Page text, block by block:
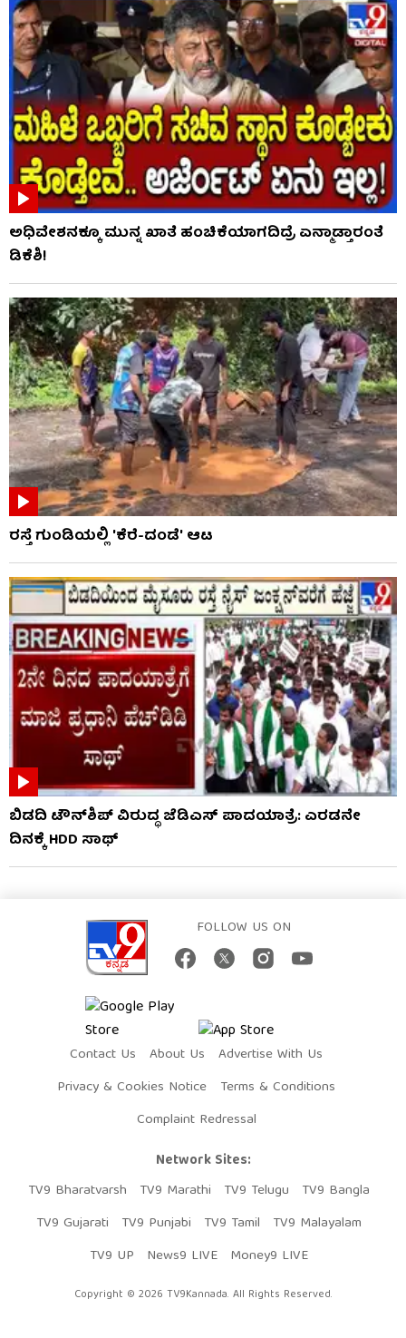
ಅಧಿವೇಶನಕ್ಕೂ ಮುನ್ನ ಖಾತೆ ಹಂಚಿಕೆಯಾಗದಿದ್ರೆ ಏನ್ಮಾಡ್ತಾರಂತೆ
ಡಿಕೆಶಿ!
ರಸ್ತೆ ಗುಂಡಿಯಲ್ಲಿ 'ಕೆರೆ-ದಂಡೆ' ಆಟ
ಬಿಡದಿ ಟೌನ್‌ಶಿಪ್ ವಿರುದ್ಧ ಜೆಡಿಎಸ್ ಪಾದಯಾತ್ರೆ: ಎರಡನೇ
ದಿನಕ್ಕೆ HDD ಸಾಥ್
FOLLOW US ON
Contact Us About Us
Advertise With Us
Privacy & Cookies Notice
Terms & Conditions
Complaint Redressal
Network Sites:
TV9 Bharatvarsh
TV9 Marathi TV9 Telugu
TV9 Bangla
TV9 Gujarati
TV9 Punjabi TV9 Tamil
TV9 Malayalam
TV9 UP
News9 LIVE Money9 LIVE
Copyright © 2026 TV9Kannada. All Rights Reserved.